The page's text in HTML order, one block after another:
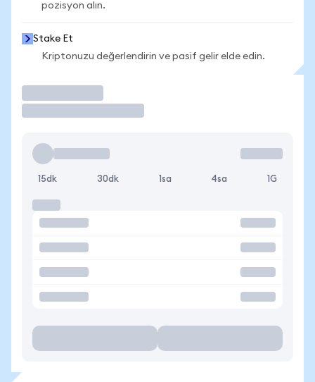
pozisyon alın.
Stake Et
Kriptonuzu değerlendirin ve pasif gelir elde edin.
15dk 30dk 1sa 4sa 1G